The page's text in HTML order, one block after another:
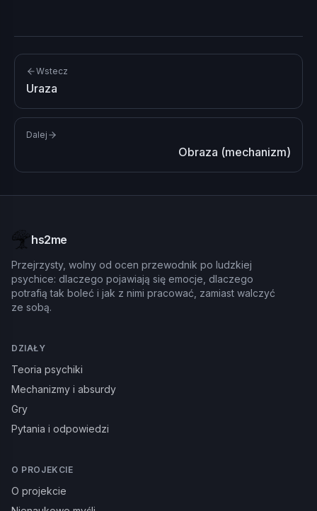
Wstecz
Uraza
Dalej
Obraza (mechanizm)
hs2me
Przejrzysty, wolny od ocen przewodnik po ludzkiej
psychice: dlaczego pojawiają się emocje, dlaczego
potrafią tak boleć i jak z nimi pracować, zamiast walczyć
ze sobą.
DZIAŁY
Teoria psychiki
Mechanizmy i absurdy
Gry
Pytania i odpowiedzi
O PROJEKCIE
O projekcie